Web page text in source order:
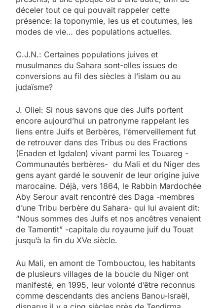
déceler tout ce qui pouvait rappeler cette
présence: la toponymie, les us et coutumes, les
modes de vie… des populations actuelles.
C.J.N.: Certaines populations juives et
musulmanes du Sahara sont-elles issues de
conversions au fil des siècles à l’islam ou au
judaïsme?
J. Oliel: Si nous savons que des Juifs portent
encore aujourd’hui un patronyme rappelant les
liens entre Juifs et Berbères, l’émerveillement fut
de retrouver dans des Tribus ou des Fractions
(Enaden et Igdalen) vivant parmi les Touareg -
Communautés berbères- du Mali et du Niger des
gens ayant gardé le souvenir de leur origine juive
marocaine. Déjà, vers 1864, le Rabbin Mardochée
Aby Serour avait rencontré des Daga -membres
d’une Tribu berbère du Sahara- qui lui avaient dit:
“Nous sommes des Juifs et nos ancêtres venaient
de Tamentit” -capitale du royaume juif du Touat
jusqu’à la fin du XVe siècle.
Au Mali, en amont de Tombouctou, les habitants
de plusieurs villages de la boucle du Niger ont
manifesté, en 1995, leur volonté d’être reconnus
comme descendants des anciens Banou-Israël,